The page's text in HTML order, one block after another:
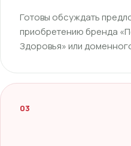
Готовы обсуждать
приобретению бренда
Здоровья» или
03